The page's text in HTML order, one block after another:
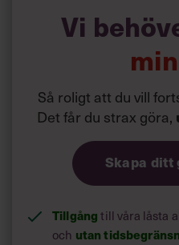
Siri
Vi
Så roligt att du vill
Det får du strax göra,
Skapa
Tillgångtill våra låsta
och utan